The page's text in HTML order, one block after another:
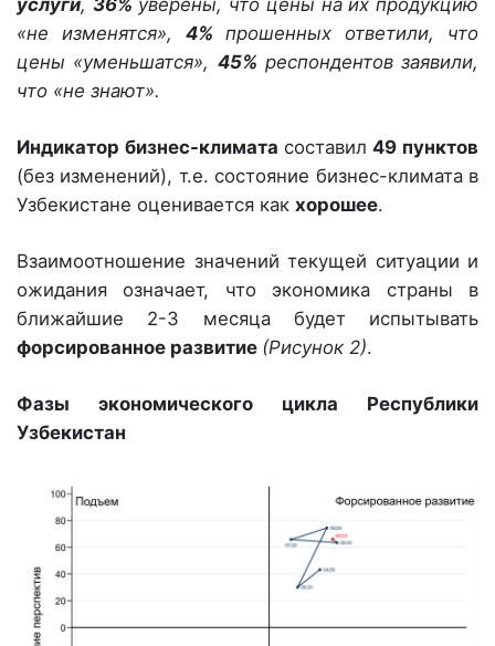
«не изменятся», 4% прошенных ответили, что
цены «уменьшатся», 45% респондентов заявили,
что «не знают».
Индикатор бизнес-климата составил 49 пунктов
(без изменений), т.е. состояние бизнес-климата в
Узбекистане оценивается как хорошее.
Взаимоотношение значений текущей ситуации и
ожидания означает, что экономика страны в
ближайшие 2-3 месяца будет испытывать
форсированное развитие (Рисунок 2).
Фазы экономического цикла Республики
Узбекистан